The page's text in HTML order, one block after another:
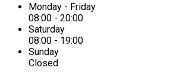
Monday - Friday
08:00 - 20:00
Saturday
08:00 - 19:00
Sunday
Closed